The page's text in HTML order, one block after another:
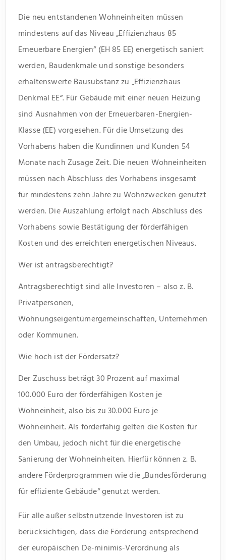
Die neu entstandenen Wohneinheiten müssen
mindestens auf das Niveau „Effizienzhaus 85
Erneuerbare Energien“ (EH 85 EE) energetisch saniert
werden, Baudenkmale und sonstige besonders
erhaltenswerte Bausubstanz zu „Effizienzhaus
Denkmal EE“. Für Gebäude mit einer neuen Heizung
sind Ausnahmen von der Erneuerbaren-Energien-
Klasse (EE) vorgesehen. Für die Umsetzung des
Vorhabens haben die Kundinnen und Kunden 54
Monate nach Zusage Zeit. Die neuen Wohn­einheiten
müssen nach Abschluss des Vorhabens insgesamt
für mindestens zehn Jahre zu Wohn­­zwecken genutzt
werden. Die Auszahlung erfolgt nach Abschluss des
Vorhabens sowie Bestätigung der förderfähigen
Kosten und des erreichten energetischen Niveaus.
Wer ist antragsberechtigt?
Antragsberechtigt sind alle Investoren – also z. B.
Privatpersonen,
Wohnungseigentümergemeinschaften, Unternehmen
oder Kommunen.
Wie hoch ist der Fördersatz?
Der Zuschuss beträgt 30 Prozent auf maximal
100.000 Euro der förderfähigen Kosten je
Wohneinheit, also bis zu 30.000 Euro je
Wohneinheit. Als förderfähig gelten die Kosten für
den Umbau, jedoch nicht für die energetische
Sanierung der Wohneinheiten. Hierfür können z. B.
andere Förderprogrammen wie die „Bundesförderung
für effiziente Gebäude“ genutzt werden.
Für alle außer selbstnutzende Investoren ist zu
berücksichtigen, dass die Förderung entsprechend
der europäischen De-minimis-Verordnung als